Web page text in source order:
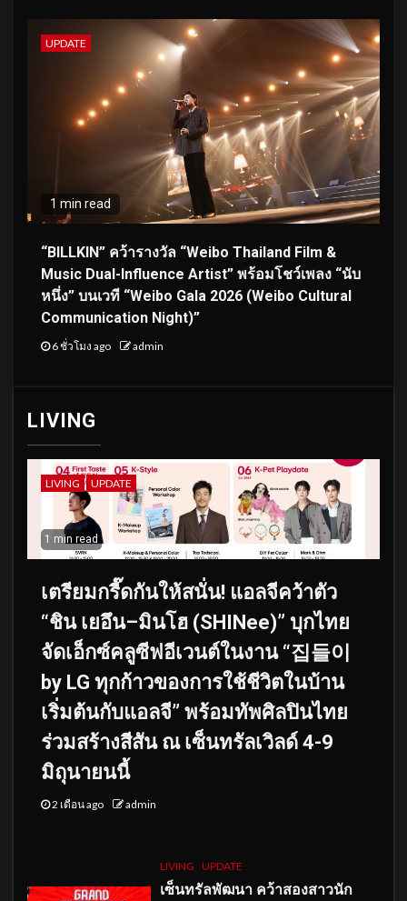
UPDATE
1 min read
“BILLKIN” คว้ารางวัล “Weibo Thailand Film &
Music Dual-Influence Artist” พร้อมโชว์เพลง “นับ
หนึ่ง” บนเวที “Weibo Gala 2026 (Weibo Cultural
Communication Night)”
6 ชั่วโมง ago admin
LIVING
LIVING UPDATE
1 min read
เตรียมกรี๊ดกันให้สนั่น! แอลจีคว้าตัว
“ชิน เยอึน–มินโฮ (SHINee)” บุกไทย
จัดเอ็กซ์คลูซีฟอีเวนต์ในงาน “집들이
by LG ทุกก้าวของการใช้ชีวิตในบ้าน
เริ่มต้นกับแอลจี” พร้อมทัพศิลปินไทย
ร่วมสร้างสีสัน ณ เซ็นทรัลเวิลด์ 4-9
มิถุนายนนี้
2 เดือน ago admin
LIVING UPDATE
เซ็นทรัลพัฒนา คว้าสองสาวนัก